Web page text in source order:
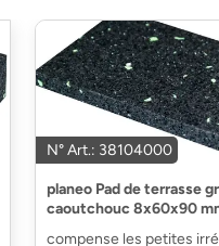
N° Art.: 38104000
planeo Pad de terrasse
caoutchouc 8x60x90
compense les petites